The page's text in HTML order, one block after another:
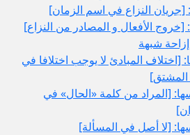
[جريان النزاع في اسم الزمان‏]
[خروج الأفعال و المصادر من النزاع‏]
إزاحة شبهة
[اختلاف المبادئ لا يوجب اختلافا في
المشتق‏]
[المراد من كلمة «الحال» في
[لا أصل في المسألة]